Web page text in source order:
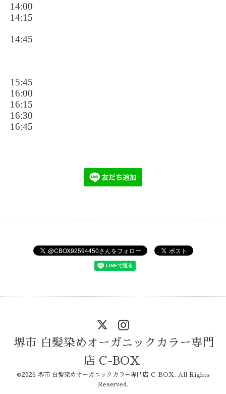
14:00
14:15
14:45
15:45
16:00
16:15
16:30
16:45
堺市 白髪染めオーガニックカラー専門
店 C-BOX
©2026 堺市 白髪染めオーガニックカラー専門店 C-BOX. All Rights
Reserved.